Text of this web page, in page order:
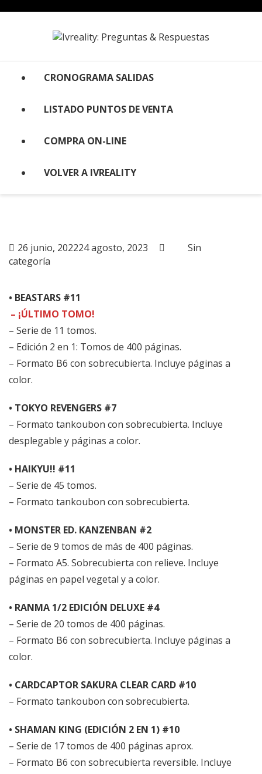
CRONOGRAMA SALIDAS
LISTADO PUNTOS DE VENTA
COMPRA ON-LINE
VOLVER A IVREALITY
26 junio, 202224 agosto, 2023
Sin
categoría
• BEASTARS #11
– ¡ÚLTIMO TOMO!
– Serie de 11 tomos.
– Edición 2 en 1: Tomos de 400 páginas.
– Formato B6 con sobrecubierta. Incluye páginas a
color.
• TOKYO REVENGERS #7
– Formato tankoubon con sobrecubierta. Incluye
desplegable y páginas a color.
• HAIKYU!! #11
– Serie de 45 tomos.
– Formato tankoubon con sobrecubierta.
• MONSTER ED. KANZENBAN #2
– Serie de 9 tomos de más de 400 páginas.
– Formato A5. Sobrecubierta con relieve. Incluye
páginas en papel vegetal y a color.
• RANMA 1/2 EDICIÓN DELUXE #4
– Serie de 20 tomos de 400 páginas.
– Formato B6 con sobrecubierta. Incluye páginas a
color.
• CARDCAPTOR SAKURA CLEAR CARD #10
– Formato tankoubon con sobrecubierta.
• SHAMAN KING (EDICIÓN 2 EN 1) #10
– Serie de 17 tomos de 400 páginas aprox.
– Formato B6 con sobrecubierta reversible. Incluye